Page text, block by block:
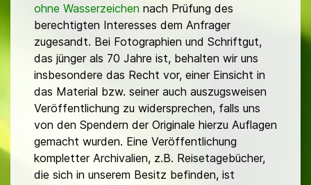
ohne Wasserzeichen nach Prüfung des
berechtigten Interesses dem Anfrager
zugesandt. Bei Fotographien und Schriftgut,
das jünger als 70 Jahre ist, behalten wir uns
insbesondere das Recht vor, einer Einsicht in
das Material bzw. seiner auch auszugsweisen
Veröffentlichung zu widersprechen, falls uns
von den Spendern der Originale hierzu Auflagen
gemacht wurden. Eine Veröffentlichung
kompletter Archivalien, z.B. Reisetagebücher,
die sich in unserem Besitz befinden, ist